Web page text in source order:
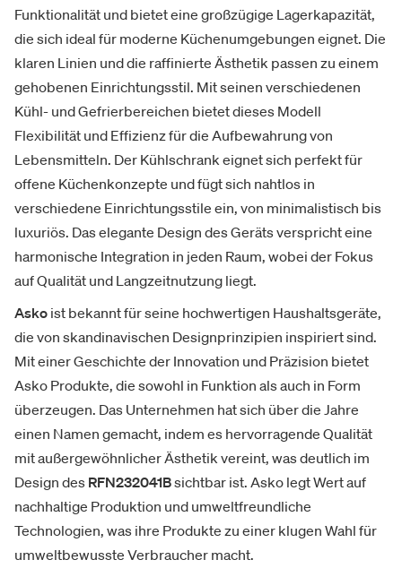
Funktionalität und bietet eine großzügige Lagerkapazität,
die sich ideal für moderne Küchenumgebungen eignet. Die
klaren Linien und die raffinierte Ästhetik passen zu einem
gehobenen Einrichtungsstil. Mit seinen verschiedenen
Kühl- und Gefrierbereichen bietet dieses Modell
Flexibilität und Effizienz für die Aufbewahrung von
Lebensmitteln. Der Kühlschrank eignet sich perfekt für
offene Küchenkonzepte und fügt sich nahtlos in
verschiedene Einrichtungsstile ein, von minimalistisch bis
luxuriös. Das elegante Design des Geräts verspricht eine
harmonische Integration in jeden Raum, wobei der Fokus
auf Qualität und Langzeitnutzung liegt.
Asko ist bekannt für seine hochwertigen Haushaltsgeräte,
die von skandinavischen Designprinzipien inspiriert sind.
Mit einer Geschichte der Innovation und Präzision bietet
Asko Produkte, die sowohl in Funktion als auch in Form
überzeugen. Das Unternehmen hat sich über die Jahre
einen Namen gemacht, indem es hervorragende Qualität
mit außergewöhnlicher Ästhetik vereint, was deutlich im
Design des RFN232041Bsichtbar ist. Asko legt Wert auf
nachhaltige Produktion und umweltfreundliche
Technologien, was ihre Produkte zu einer klugen Wahl für
umweltbewusste Verbraucher macht.